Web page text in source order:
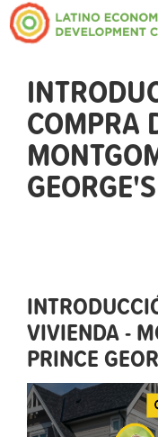
COMPRA
GEORGE'S
VIVIENDA -
PRINCE